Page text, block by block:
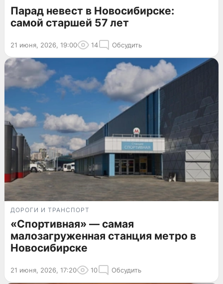
Парад невест в Новосибирске:
самой старшей 57 лет
21 июня, 2026, 19:00 14 Обсудить
ДОРОГИ И ТРАНСПОРТ
«Спортивная» — самая
малозагруженная станция метро в
Новосибирске
21 июня, 2026, 17:20 10 Обсудить